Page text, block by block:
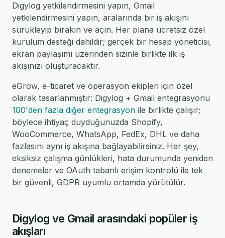
Digylog yetkilendirmesini yapın, Gmail
yetkilendirmesini yapın, aralarında bir iş akışını
sürükleyip bırakın ve açın. Her plana ücretsiz özel
kurulum desteği dahildir; gerçek bir hesap yöneticisi,
ekran paylaşımı üzerinden sizinle birlikte ilk iş
akışınızı oluşturacaktır.
eGrow, e-ticaret ve operasyon ekipleri için özel
olarak tasarlanmıştır: Digylog + Gmail entegrasyonu
100'den fazla diğer entegrasyon ile birlikte çalışır;
böylece ihtiyaç duyduğunuzda Shopify,
WooCommerce, WhatsApp, FedEx, DHL ve daha
fazlasını aynı iş akışına bağlayabilirsiniz. Her şey,
eksiksiz çalışma günlükleri, hata durumunda yeniden
denemeler ve OAuth tabanlı erişim kontrolü ile tek
bir güvenli, GDPR uyumlu ortamda yürütülür.
Digylog ve Gmail arasındaki popüler iş
akışları